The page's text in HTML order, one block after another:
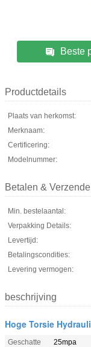
Beste
Productdetails
Plaats van herkomst:
Merknaam:
Certificering:
Modelnummer:
Betalen &
Min. bestelaantal:
Verpakking Details:
Levertijd:
Betalingscondities:
Levering vermogen:
beschrijving
Hoge Torsie
Geschatte
25mpa